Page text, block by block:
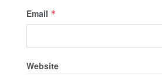
Email *
Website